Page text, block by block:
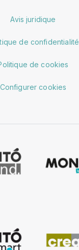
Avis juridique
de confidentialité
de cookies
Configurer cookies